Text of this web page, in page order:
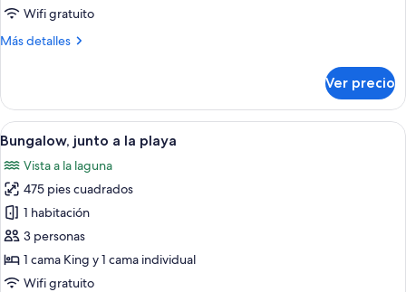
Wifi gratuito
Más detalles
Más
Ver precio
Abrir
todas
las
fotos
de
Bungalow,
junto
a
Habitación de hotel con una cama
6
Bungalow, junto a la playa
Vista a la laguna
475 pies cuadrados
1 habitación
3 personas
1 cama King y 1 cama individual
Wifi gratuito